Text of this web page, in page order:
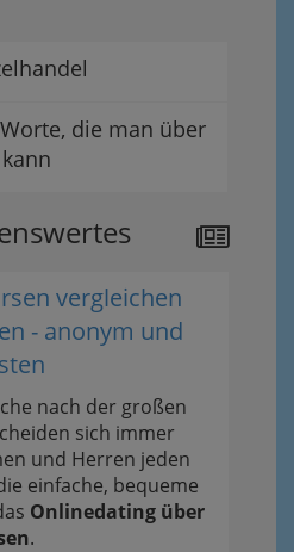
die man über
vergleichen
- anonym und
nach der großen
sich immer
und Herren jeden
einfache, bequeme
Onlinedating über
.